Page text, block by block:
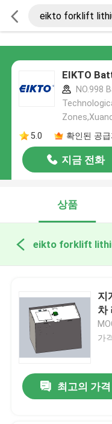
EIKTO
NO.998
5.0
확인된 공
지금 전화
상품
eikto forklift
지
차
가
최고의 가격